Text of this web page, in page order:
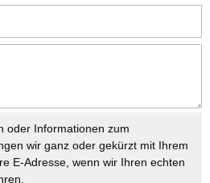
oder Informationen zum
wir ganz oder gekürzt mit Ihrem
E-Adresse, wenn wir Ihren echten